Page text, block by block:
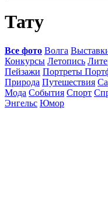
Тату
Все фото Волга
Конкурсы Летопись
Пейзажи Портреты
Природа Путешествия
Мода События Спорт
Энгельс Юмор